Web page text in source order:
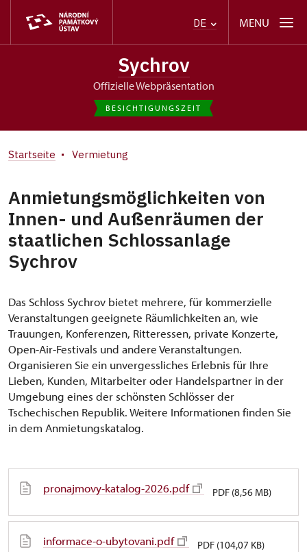
DE MENU
Sychrov
offizielle Webpräsentation
BESICHTIGUNGSZEIT
Startseite Vermietung
Anmietungsmöglichkeiten von
Innen- und Außenräumen der
staatlichen Schlossanlage
Sychrov
Das Schloss Sychrov bietet mehrere, für kommerzielle
Veranstaltungen geeignete Räumlichkeiten an, wie
Trauungen, Konferenzen, Ritteressen, private Konzerte,
Open-Air-Festivals und andere Veranstaltungen.
Organisieren Sie ein unvergessliches Erlebnis für Ihre
Lieben, Kunden, Mitarbeiter oder Handelspartner in der
Umgebung eines der schönsten Schlösser der
Tschechischen Republik. Weitere Informationen finden Sie
in dem Anmietungskatalog.
pronajmovy-katalog-2026.pdf PDF (8,56 MB)
informace-o-ubytovani.pdf PDF (104,07 KB)